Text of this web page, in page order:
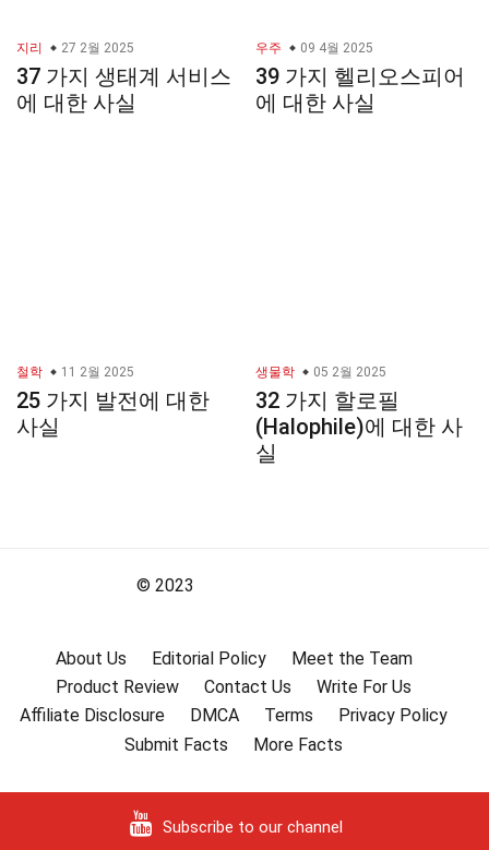
지리 27 2월 2025
37 가지 생태계 서비스
에 대한 사실
우주 09 4월 2025
39 가지 헬리오스피어
에 대한 사실
철학 11 2월 2025
25 가지 발전에 대한
사실
생물학 05 2월 2025
32 가지 할로필
(Halophile)에 대한 사
실
© 2023
About Us Editorial Policy
Meet the Team
Product Review
Contact Us
Write For Us
Affiliate Disclosure
DMCA Terms
Privacy Policy
Submit Facts
More Facts
Subscribe to our channel